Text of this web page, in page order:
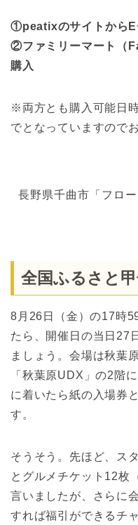
①peatixのサイトからE
②ファミリーマート（
購入
※両方とも購入可能日
でとなっていますので
長野県千曲市「フロ
全国ふるさと
8月26日（金）の17時
たら、開催日の当日27
ましょう。会場は秋葉
「秋葉原UDX」の2階
に着いたら紙の入場券
す。
そうそう。先ほど、ス
とグルメチケット12枚
言いましたが、さらに
すれば福引ができるチ